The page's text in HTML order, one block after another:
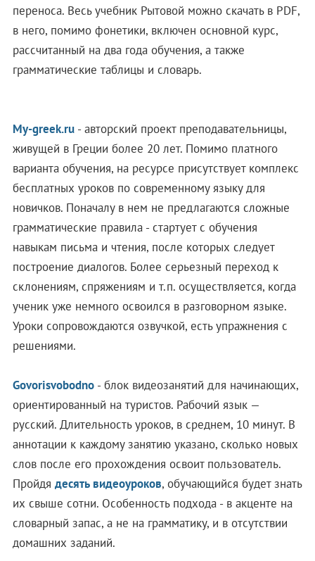
переноса. Весь учебник Рытовой можно скачать в PDF,
в него, помимо фонетики, включен основной курс,
рассчитанный на два года обучения, а также
грамматические таблицы и словарь.
My-greek.ru- авторский проект преподавательницы,
живущей в Греции более 20 лет. Помимо платного
варианта обучения, на ресурсе присутствует комплекс
бесплатных уроков по современному языку для
новичков. Поначалу в нем не предлагаются сложные
грамматические правила - стартует с обучения
навыкам письма и чтения, после которых следует
построение диалогов. Более серьезный переход к
склонениям, спряжениям и т.п. осуществляется, когда
ученик уже немного освоился в разговорном языке.
Уроки сопровождаются озвучкой, есть упражнения с
решениями.
Govorisvobodno- блок видеозанятий для начинающих,
ориентированный на туристов. Рабочий язык —
русский. Длительность уроков, в среднем, 10 минут. В
аннотации к каждому занятию указано, сколько новых
слов после его прохождения освоит пользователь.
Пройдя десять видеоуроков, обучающийся будет знать
их свыше сотни. Особенность подхода - в акценте на
словарный запас, а не на грамматику, и в отсутствии
домашних заданий.